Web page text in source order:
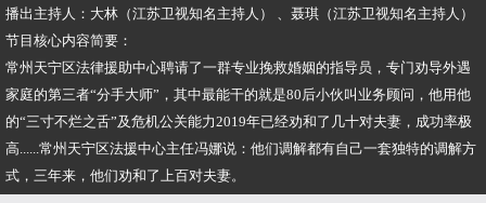
播出主持人：大林（江苏卫视知名主持人） 、聂琪（江苏卫视知名主持人）
节目核心内容简要：
常州天宁区法律援助中心聘请了一群专业挽救婚姻的指导员，专门劝导外遇
家庭的第三者“分手大师”，其中最能干的就是80后小伙叫业务顾问，他用他
的“三寸不烂之舌”及危机公关能力2019年已经劝和了几十对夫妻，成功率极
高......常州天宁区法援中心主任冯娜说：他们调解都有自己一套独特的调解方
式，三年来，他们劝和了上百对夫妻。